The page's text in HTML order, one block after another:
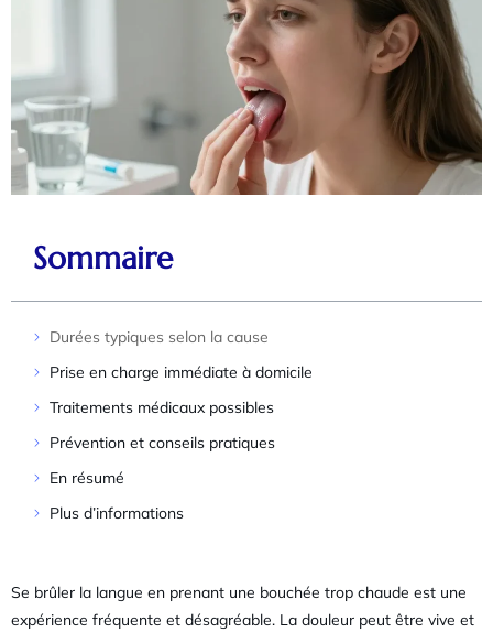
Sommaire
Durées typiques selon la cause
Prise en charge immédiate à domicile
Traitements médicaux possibles
Prévention et conseils pratiques
En résumé
Plus d’informations
Se brûler la langue en prenant une bouchée trop chaude est une
expérience fréquente et désagréable. La douleur peut être vive et